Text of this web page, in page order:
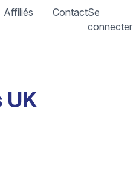
Affiliés ContactSe
connecter
UK